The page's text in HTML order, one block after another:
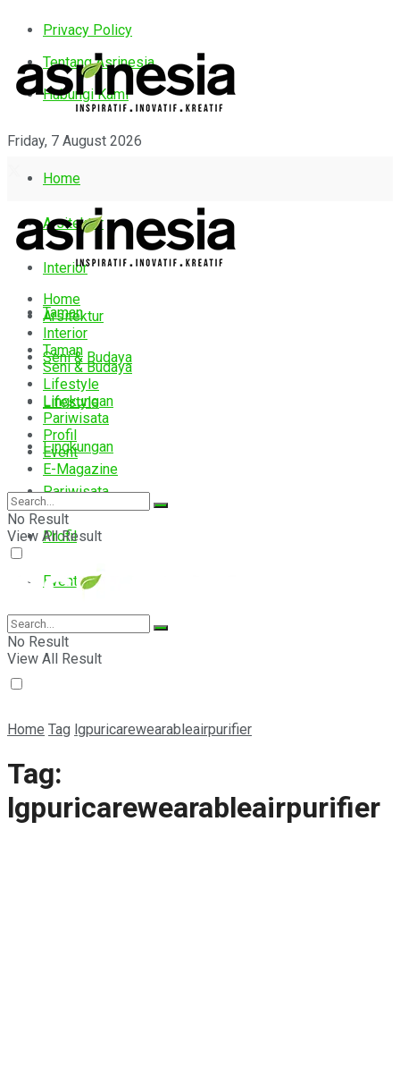
Privacy Policy
Tentang Asrinesia
Hubungi Kami
Friday, 7 August 2026
Home
Arsitektur
Interior
Taman
Seni & Budaya
Lifestyle
Lingkungan
Pariwisata
Profil
Event
E-Magazine
Home
Arsitektur
Interior
Taman
Seni & Budaya
Lifestyle
Lingkungan
Pariwisata
Profil
Event
E-Magazine
No Result
View All Result
No Result
View All Result
Home Tag lgpuricarewearableairpurifier
Tag:
lgpuricarewearableairpurifier